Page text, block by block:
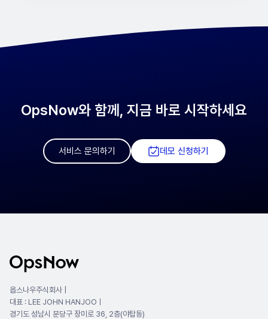
OpsNow와 함께, 지금 바로 시작하세요
서비스 문의하기 데모 신청하기
옵스나우주식회사 |
대표 : LEE JOHN HANJOOㅣ
경기도 성남시 분당구 장미로 36, 2층(야탑동)